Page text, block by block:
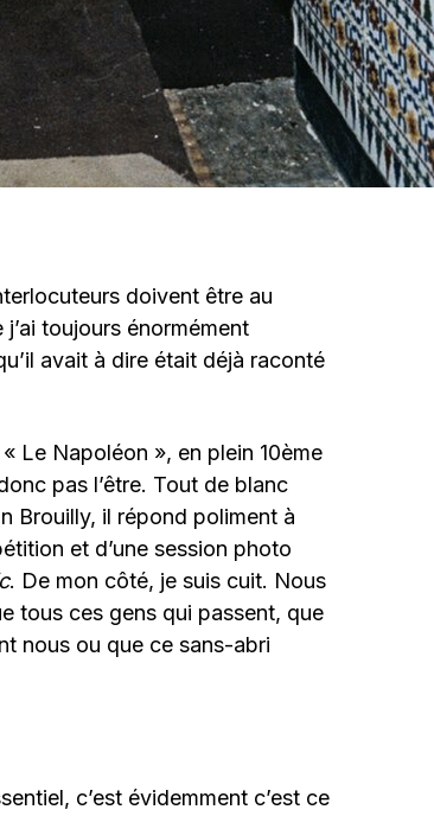
doivent être au
toujours énormément
avait à dire était déjà raconté
Le Napoléon », en plein 10ème
pas l’être. Tout de blanc
Brouilly, il répond poliment à
et d’une session photo
. De mon côté, je suis cuit. Nous
tous ces gens qui passent, que
nous ou que ce sans-abri
c’est évidemment c’est ce